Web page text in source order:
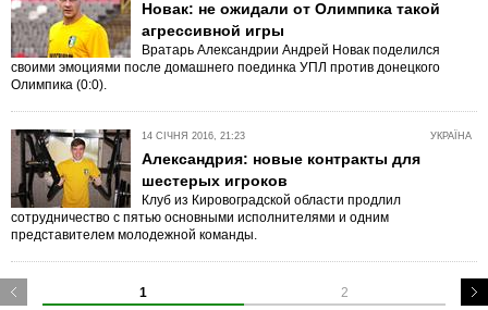
Новак: не ожидали от Олимпика такой
агрессивной игры
Вратарь Александрии Андрей Новак поделился
своими эмоциями после домашнего поединка УПЛ против донецкого
Олимпика (0:0).
УКРАЇНА
14 СІЧНЯ 2016, 21:23
Александрия: новые контракты для
шестерых игроков
Клуб из Кировоградской области продлил
сотрудничество с пятью основными исполнителями и одним
представителем молодежной команды.
1 2